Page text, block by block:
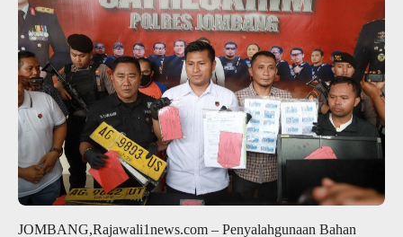
JOMBANG,Rajawali1news.com – Penyalahgunaan Bahan